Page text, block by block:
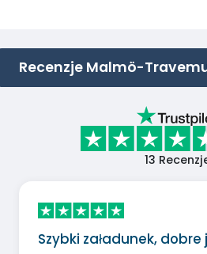
Recenzje Malmö-
13
Szybki załadunek,